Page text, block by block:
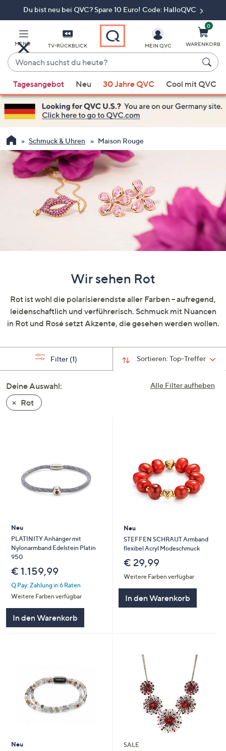
Du bist neu bei QVC? Spare 10 Euro! Code: HalloQVC
MENÜ TV-RÜCKBLICK
Wonach
suchst
du
heute?
Vorschläge
verfügbar
sind,
verwenden
Sie
die
Pfeiltasten
nach
Geräten
nach
links
rechts,
diese
anzuzeigen.
MEIN QVC
0
WARENKORB
Tagesangebot Neu 30 Jahre QVC Cool mit QVC
Schmuck & Uhren Maison Rouge
Wir sehen Rot
Rot ist wohl die polarisierendste aller Farben – aufregend,
leidenschaftlich und verführerisch. Schmuck mit Nuancen
in Rot und Rosé setzt Akzente, die gesehen werden wollen.
Sortieren:Top-Treffer
Filter (1)
Alle Filter aufheben
Deine Auswahl:
Rot
Neu
PLATINITY Anhänger mit
Nylonarmband Edelstein Platin
950
€ 1.159,99
Q Pay: Zahlung in 6 Raten
Weitere Farben verfügbar
In den Warenkorb
Neu
STEFFEN SCHRAUT Armband
flexibel Acryl Modeschmuck
€ 29,99
Weitere Farben verfügbar
In den Warenkorb
Neu
SALE